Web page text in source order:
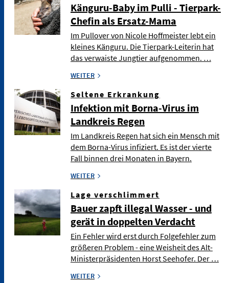
Känguru-Baby im Pulli - Tierpark-
Chefin als Ersatz-Mama
Im Pullover von Nicole Hoffmeister lebt ein
kleines Känguru. Die Tierpark-Leiterin hat
das verwaiste Jungtier aufgenommen. …
WEITER
Seltene Erkrankung
Infektion mit Borna-Virus im
Landkreis Regen
Im Landkreis Regen hat sich ein Mensch mit
dem Borna-Virus infiziert. Es ist der vierte
Fall binnen drei Monaten in Bayern.
WEITER
Lage verschlimmert
Bauer zapft illegal Wasser - und
gerät in doppelten Verdacht
Ein Fehler wird erst durch Folgefehler zum
größeren Problem - eine Weisheit des Alt-
Ministerpräsidenten Horst Seehofer. Der …
WEITER